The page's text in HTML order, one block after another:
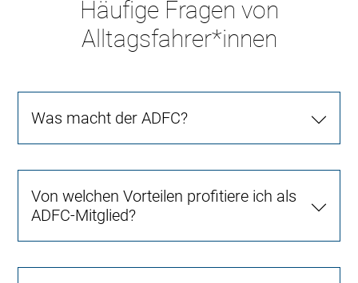
Häufige Fragen von
Alltagsfahrer*innen
Was macht der ADFC?
Von welchen Vorteilen profitiere ich als
ADFC-Mitglied?